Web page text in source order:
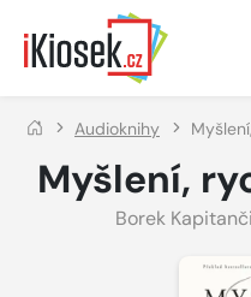
Přejít na hlavní obsah
Audioknihy
Myšlení,
Borek